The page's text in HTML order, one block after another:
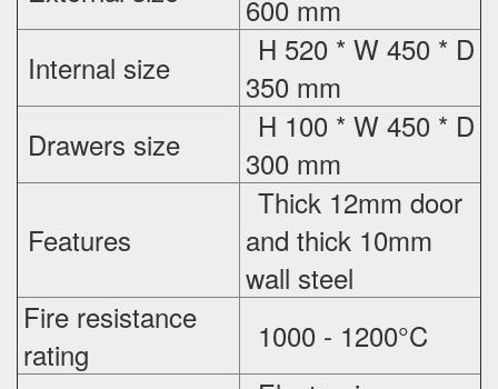
600 mm
Internal size
H 520 * W 450 * D
350 mm
Drawers size
H 100 * W 450 * D
300 mm
Features
Thick 12mm door
and thick 10mm
wall steel
Fire resistance
rating
1000 - 1200°C